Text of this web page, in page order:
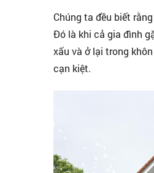
Chúng ta đều biết
Đó là khi cả gia đình
xấu và ở lại trong
cạn kiệt.